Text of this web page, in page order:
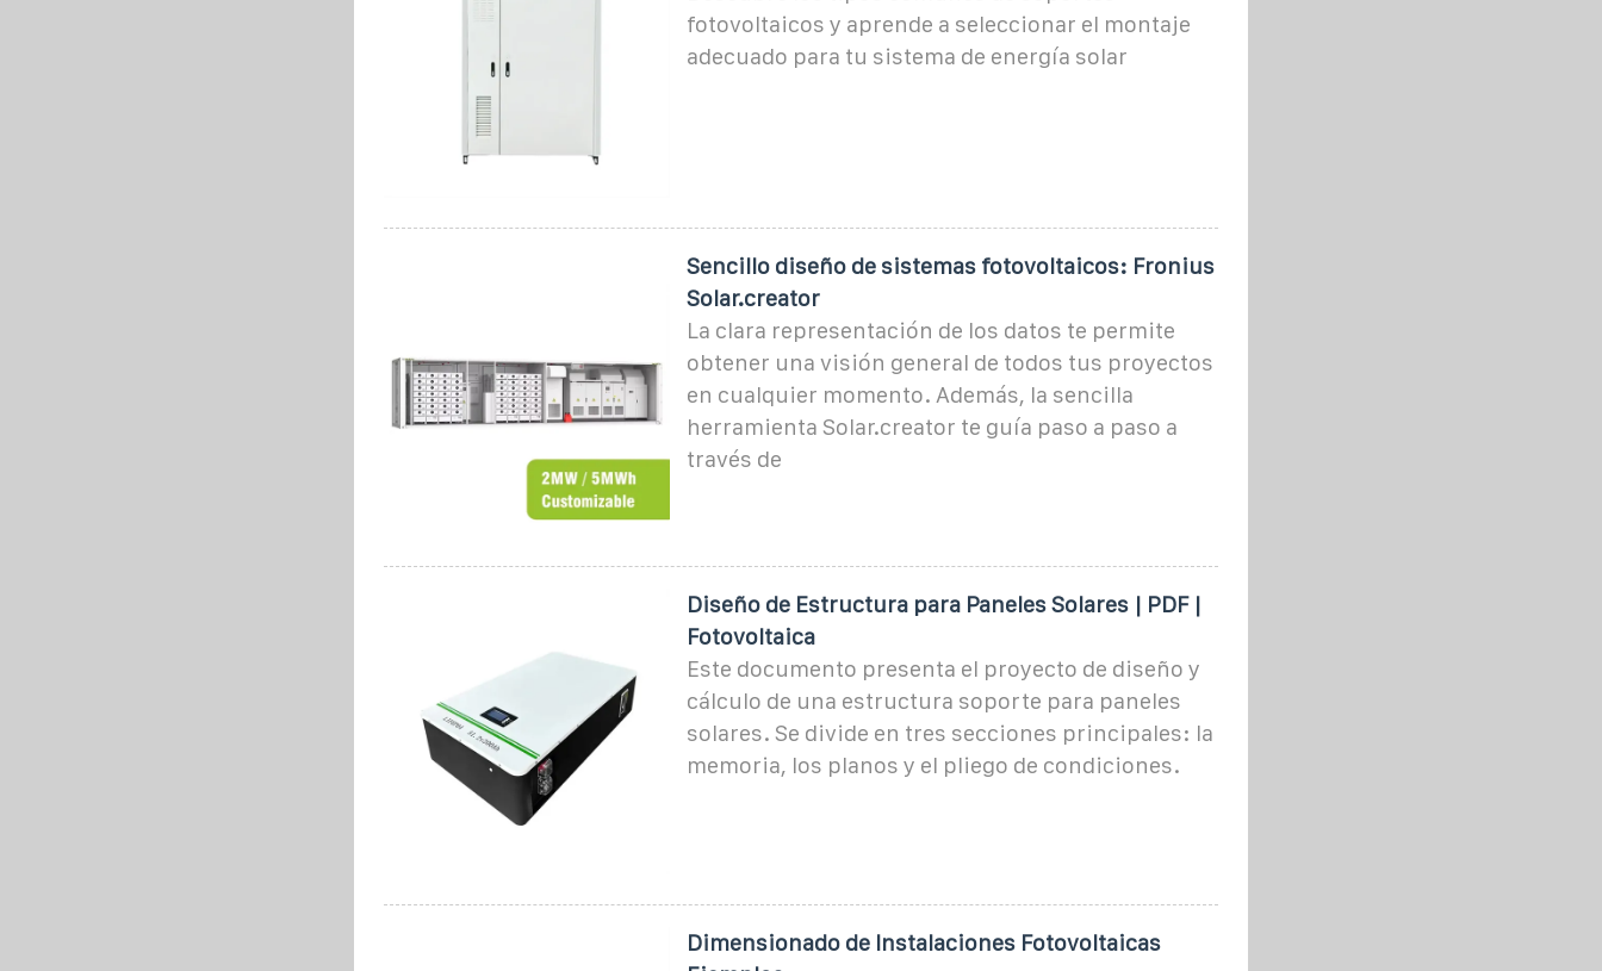
fotovoltaicos y aprende a seleccionar el montaje
adecuado para tu sistema de energía solar
Sencillo diseño de sistemas fotovoltaicos: Fronius
Solar.creator
La clara representación de los datos te permite
obtener una visión general de todos tus proyectos
en cualquier momento. Además, la sencilla
herramienta Solar.creator te guía paso a paso a
través de
Diseño de Estructura para Paneles Solares | PDF |
Fotovoltaica
Este documento presenta el proyecto de diseño y
cálculo de una estructura soporte para paneles
solares. Se divide en tres secciones principales: la
memoria, los planos y el pliego de condiciones.
Dimensionado de Instalaciones Fotovoltaicas